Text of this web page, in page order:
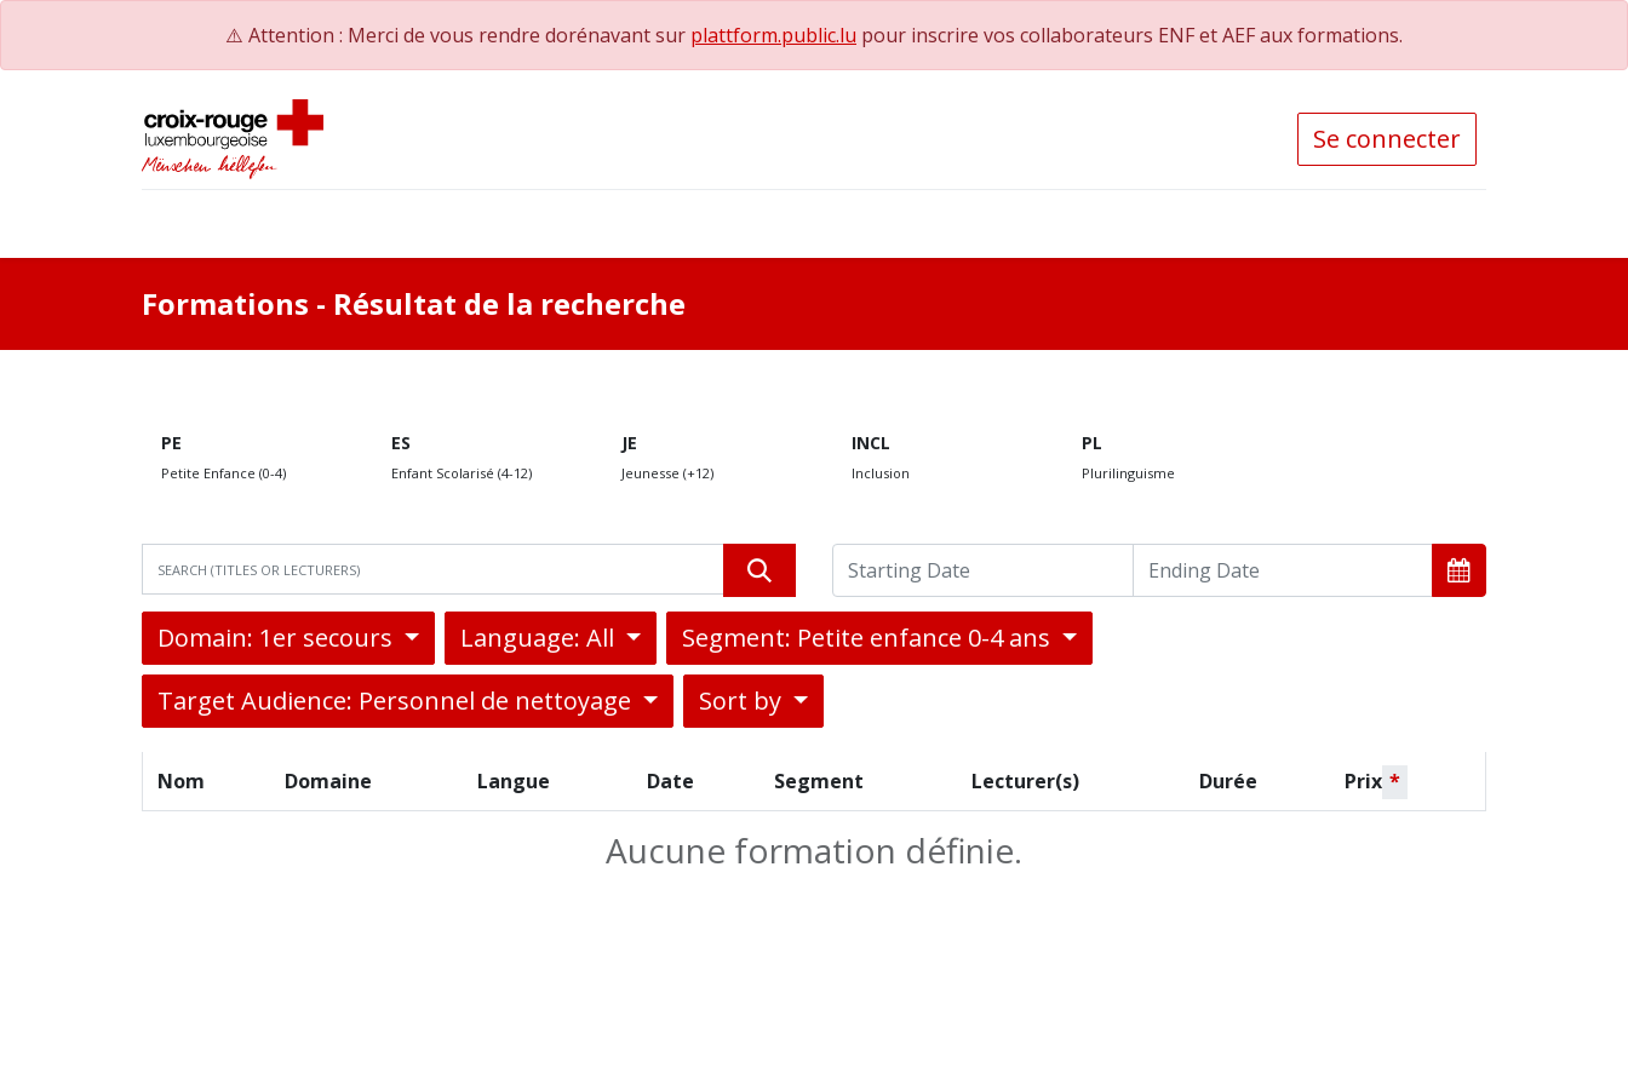
⚠️ Attention : Merci de vous rendre dorénavant sur plattform.public.lu pour inscrire vos collaborateurs ENF et AEF aux formations.
Se connecter
Formations - Résultat de la recherche
PE
Petite Enfance (0-4)
ES
Enfant Scolarisé (4-12)
JE
Jeunesse (+12)
INCL
Inclusion
PL
Plurilinguisme
Domain: 1er secours Language: All
Segment: Petite enfance 0-4 ans
Target Audience: Personnel de nettoyage
Sort by
Nom Domaine Langue Date Segment Lecturer(s) Durée Prix *
Aucune formation définie.